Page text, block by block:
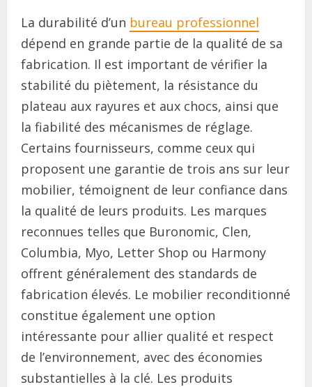
La durabilité d’un bureau professionnel
dépend en grande partie de la qualité de sa
fabrication. Il est important de vérifier la
stabilité du piètement, la résistance du
plateau aux rayures et aux chocs, ainsi que
la fiabilité des mécanismes de réglage.
Certains fournisseurs, comme ceux qui
proposent une garantie de trois ans sur leur
mobilier, témoignent de leur confiance dans
la qualité de leurs produits. Les marques
reconnues telles que Buronomic, Clen,
Columbia, Myo, Letter Shop ou Harmony
offrent généralement des standards de
fabrication élevés. Le mobilier reconditionné
constitue également une option
intéressante pour allier qualité et respect
de l’environnement, avec des économies
substantielles à la clé. Les produits